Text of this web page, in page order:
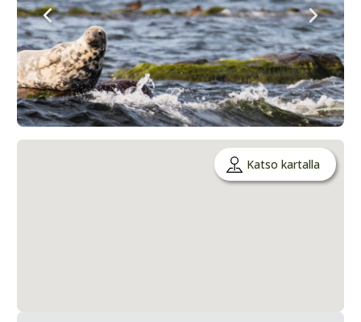
Katso kartalla